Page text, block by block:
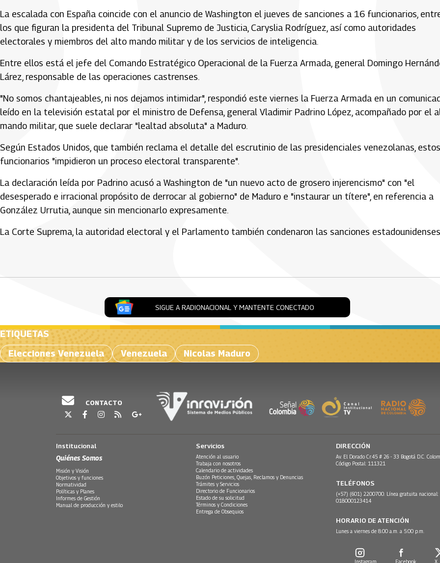
La escalada con España coincide con el anuncio de Washington el jueves de sanciones a 16 funcionarios,
los que figuran la presidenta del Tribunal Supremo de Justicia, Caryslia Rodríguez, así como autoridades
electorales y miembros del alto mando militar y de los servicios de inteligencia.
Entre ellos está el jefe del Comando Estratégico Operacional de la Fuerza Armada, general Domingo
Lárez, responsable de las operaciones castrenses.
"No somos chantajeables, ni nos dejamos intimidar", respondió este viernes la Fuerza Armada en un
leído en la televisión estatal por el ministro de Defensa, general Vladimir Padrino López, acompañado por el
mando militar, que suele declarar "lealtad absoluta" a Maduro.
Según Estados Unidos, que también reclama el detalle del escrutinio de las presidenciales venezolanas, estos
funcionarios "impidieron un proceso electoral transparente".
La declaración leída por Padrino acusó a Washington de "un nuevo acto de grosero injerencismo" con "el
desesperado e irracional propósito de derrocar al gobierno" de Maduro e "instaurar un títere", en referencia a
González Urrutia, aunque sin mencionarlo expresamente.
La Corte Suprema, la autoridad electoral y el Parlamento también condenaron las sanciones
SIGUE A RADIONACIONAL Y MANTENTE CONECTADO
ETIQUETAS
Elecciones Venezuela
Venezuela Nicolas Maduro
CONTACTO
Institucional
Quiénes Somos
Misión y Visión
Objetivos y funciones
Normatividad
Políticas y Planes
Informes de Gestión
Manual de producción y estilo
Servicios
Atención al usuario
Trabaja con nosotros
Calendario de actividades
Buzón Peticiones, Quejas, Reclamos y Denuncias
Trámites y Servicios
Directorio de Funcionarios
Estado de su solicitud
Términos y Condiciones
Entrega de Obsequios
DIRECCIÓN
Av. El Dorado Cr.45 # 26 - 33 Bogotá D.C.
Código Postal: 111321
TELÉFONOS
(+57) (601) 2200700. Línea gratuita nacional:
018000123414
HORARIO DE ATENCIÓN
Lunes a viernes de 8:00 a.m. a 5:00 p.m.
Instagram Facebook X